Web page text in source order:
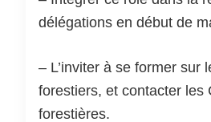
délégations en début de
– L’inviter à se former sur
forestiers, et contacter les
forestières.